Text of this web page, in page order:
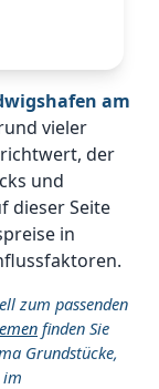
am
vieler
der
und
dieser Seite
in
zum passenden
finden Sie
Grundstücke,
im